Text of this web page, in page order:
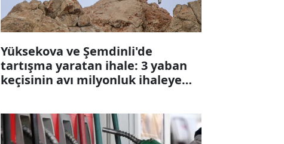
Yüksekova ve Şemdinli'de
tartışma yaratan ihale: 3 yaban
keçisinin avı milyonluk ihaleye